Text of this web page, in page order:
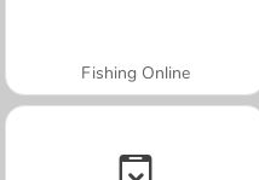
Fishing Online